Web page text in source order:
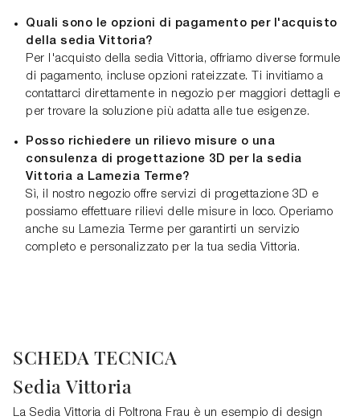
Quali sono le opzioni di pagamento per l'acquisto
della sedia Vittoria?
Per l'acquisto della sedia Vittoria, offriamo diverse formule
di pagamento, incluse opzioni rateizzate. Ti invitiamo a
contattarci direttamente in negozio per maggiori dettagli e
per trovare la soluzione più adatta alle tue esigenze.
Posso richiedere un rilievo misure o una
consulenza di progettazione 3D per la sedia
Vittoria a Lamezia Terme?
Sì, il nostro negozio offre servizi di progettazione 3D e
possiamo effettuare rilievi delle misure in loco. Operiamo
anche su Lamezia Terme per garantirti un servizio
completo e personalizzato per la tua sedia Vittoria.
SCHEDA TECNICA
Sedia Vittoria
La Sedia Vittoria di Poltrona Frau è un esempio di design